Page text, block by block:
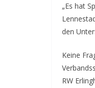
„Es hat
den
Keine
RW